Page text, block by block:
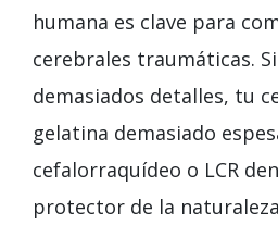
humana es clave para
cerebrales traumáticas.
demasiados detalles, tu
gelatina demasiado
cefalorraquídeo o LCR
protector de la